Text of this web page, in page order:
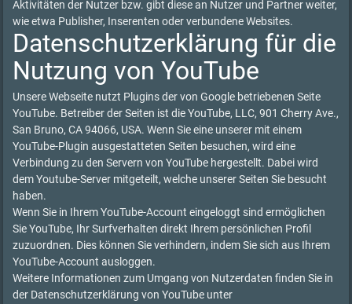
Aktivitäten der Nutzer bzw. gibt diese an Nutzer und Partner weiter,
wie etwa Publisher, Inserenten oder verbundene Websites.
Datenschutzerklärung für die
Nutzung von YouTube
Unsere Webseite nutzt Plugins der von Google betriebenen Seite
YouTube. Betreiber der Seiten ist die YouTube, LLC, 901 Cherry Ave.,
San Bruno, CA 94066, USA. Wenn Sie eine unserer mit einem
YouTube-Plugin ausgestatteten Seiten besuchen, wird eine
Verbindung zu den Servern von YouTube hergestellt. Dabei wird
dem Youtube-Server mitgeteilt, welche unserer Seiten Sie besucht
haben.
Wenn Sie in Ihrem YouTube-Account eingeloggt sind ermöglichen
Sie YouTube, Ihr Surfverhalten direkt Ihrem persönlichen Profil
zuzuordnen. Dies können Sie verhindern, indem Sie sich aus Ihrem
YouTube-Account ausloggen.
Weitere Informationen zum Umgang von Nutzerdaten finden Sie in
der Datenschutzerklärung von YouTube unter